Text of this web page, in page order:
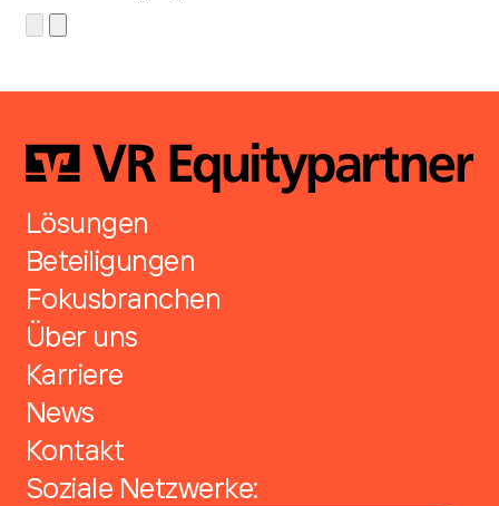
Lösungen
Beteiligungen
Fokusbranchen
Über uns
Karriere
News
Kontakt
Soziale Netzwerke: